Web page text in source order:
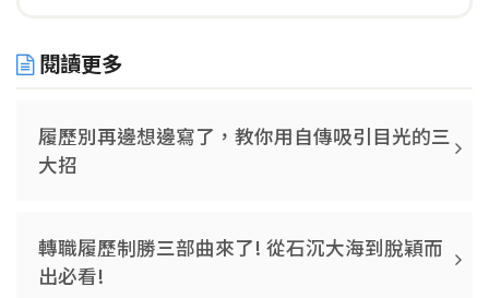
閱讀更多
履歷別再邊想邊寫了，教你用自傳吸引目光的三
大招
轉職履歷制勝三部曲來了! 從石沉大海到脫穎而
出必看!